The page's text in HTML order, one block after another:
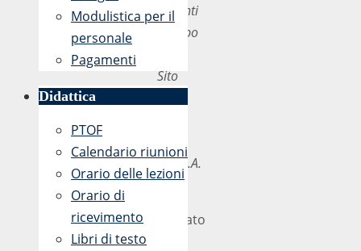
docenti
All’Albo
Sito
D.S.G.A.
allegato
Modulistica per il
personale
Pagamenti
Didattica
PTOF
Calendario riunioni
Orario delle lezioni
Orario di
ricevimento
Libri di testo